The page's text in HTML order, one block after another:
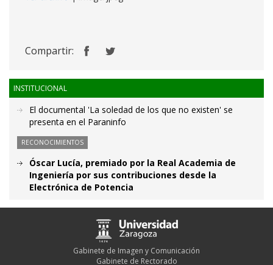
Compartir:
INSTITUCIONAL
El documental 'La soledad de los que no existen' se
presenta en el Paraninfo
RECONOCIMIENTOS
Óscar Lucía, premiado por la Real Academia de
Ingeniería por sus contribuciones desde la
Electrónica de Potencia
Gabinete de Imagen y Comunicación
Gabinete de Rectorado